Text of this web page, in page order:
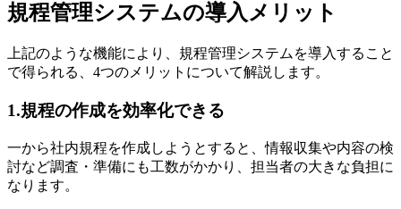
規程管理システムの導入メリット
上記のような機能により、規程管理システムを導入すること
で得られる、4つのメリットについて解説します。
1.規程の作成を効率化できる
一から社内規程を作成しようとすると、情報収集や内容の検
討など調査・準備にも工数がかかり、担当者の大きな負担に
なります。